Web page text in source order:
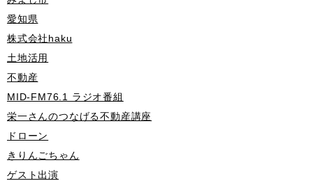
愛知県
株式会社haku
土地活用
不動産
MID-FM76.1 ラジオ番組
栄一さんのつなげる不動産講座
ドローン
きりんごちゃん
ゲスト出演